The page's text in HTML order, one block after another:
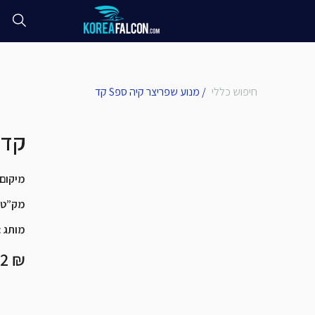
מנוע שפריצר קיה ספS קד / חיפוש כללי
מנוע שפריצר קיה ספS קד
מק”ט
:מותג
₪ 138.2